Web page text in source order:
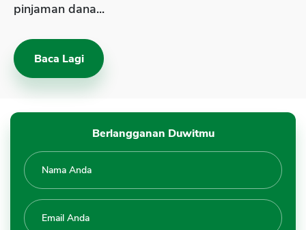
Asuransi Kesehatan
pinjaman dana...
Baca Lagi
Berlangganan Duwitmu